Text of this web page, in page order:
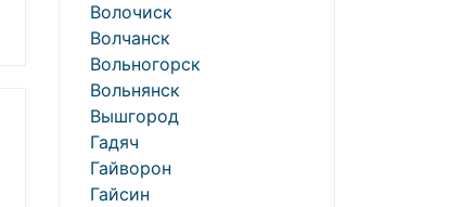
Волочиск
Волчанск
Вольногорск
Вольнянск
Вышгород
Гадяч
Гайворон
Гайсин